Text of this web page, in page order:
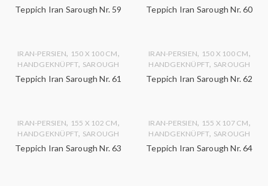
Teppich Iran Sarough Nr. 59 Teppich Iran Sarough Nr. 60
IRAN-PERSIEN, 150 X 100 CM,
HANDGEKNÜPFT, SAROUGH
Teppich Iran Sarough Nr. 61
IRAN-PERSIEN, 150 X 100 CM,
HANDGEKNÜPFT, SAROUGH
Teppich Iran Sarough Nr. 62
IRAN-PERSIEN, 155 X 102 CM,
HANDGEKNÜPFT, SAROUGH
Teppich Iran Sarough Nr. 63
IRAN-PERSIEN, 155 X 107 CM,
HANDGEKNÜPFT, SAROUGH
Teppich Iran Sarough Nr. 64